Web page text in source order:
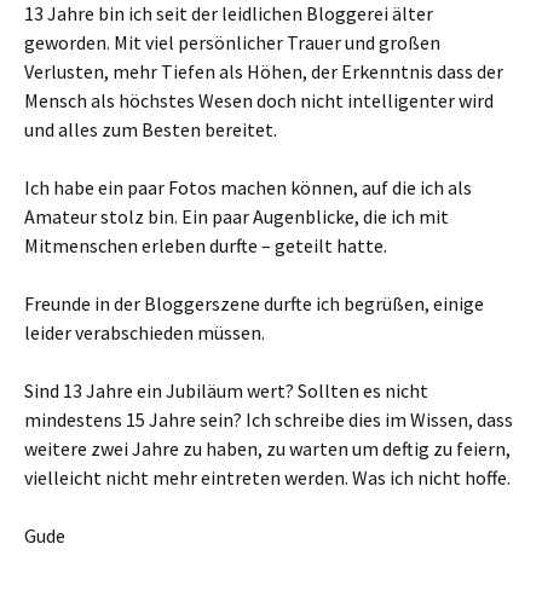
13 Jahre bin ich seit der leidlichen Bloggerei älter
geworden. Mit viel persönlicher Trauer und großen
Verlusten, mehr Tiefen als Höhen, der Erkenntnis dass der
Mensch als höchstes Wesen doch nicht intelligenter wird
und alles zum Besten bereitet.
Ich habe ein paar Fotos machen können, auf die ich als
Amateur stolz bin. Ein paar Augenblicke, die ich mit
Mitmenschen erleben durfte – geteilt hatte.
Freunde in der Bloggerszene durfte ich begrüßen, einige
leider verabschieden müssen.
Sind 13 Jahre ein Jubiläum wert? Sollten es nicht
mindestens 15 Jahre sein? Ich schreibe dies im Wissen, dass
weitere zwei Jahre zu haben, zu warten um deftig zu feiern,
vielleicht nicht mehr eintreten werden. Was ich nicht hoffe.
Gude